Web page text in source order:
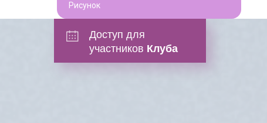
Рисунок
Доступ для
участников Клуба